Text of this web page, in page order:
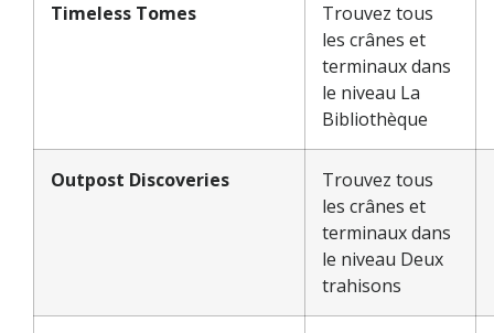
Timeless Tomes
Trouvez tous
les crânes et
terminaux dans
le niveau La
Bibliothèque
Outpost Discoveries
Trouvez tous
les crânes et
terminaux dans
le niveau Deux
trahisons